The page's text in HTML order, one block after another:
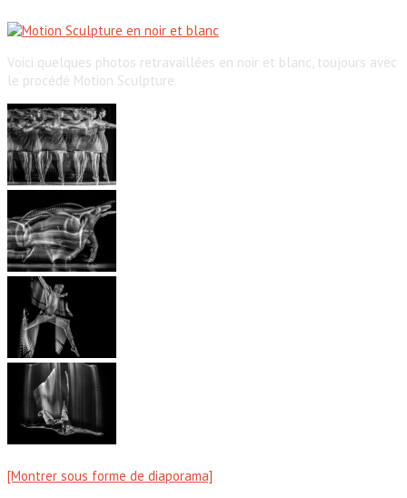
Voici quelques photos retravaillées en noir et blanc, toujours avec
le procédé Motion Sculpture.
[Montrer sous forme de diaporama]